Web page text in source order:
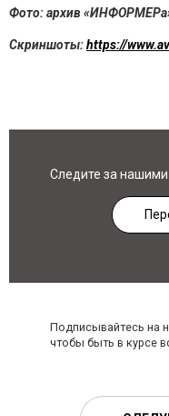
Фото: архив
Скриншоты:https://
Следите за
Подписывайтесь на
чтобы быть в курсе